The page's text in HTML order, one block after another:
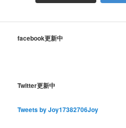
facebook更新中
Twitter更新中
Tweets by Joy17382706Joy